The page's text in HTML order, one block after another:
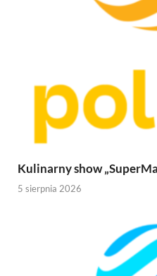
Kulinarny show
5 sierpnia 2026